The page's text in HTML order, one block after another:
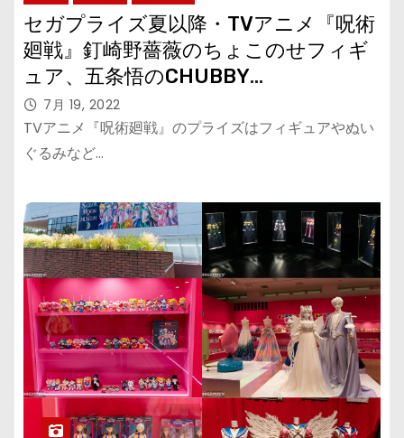
セガプライズ夏以降・TVアニメ『呪術
廻戦』釘崎野薔薇のちょこのせフィギ
ュア、五条悟のCHUBBY
COLLECTION、ぬいぐるみ各種
7月 19, 2022
TVアニメ『呪術廻戦』のプライズはフィギュアやぬい
ぐるみなど…